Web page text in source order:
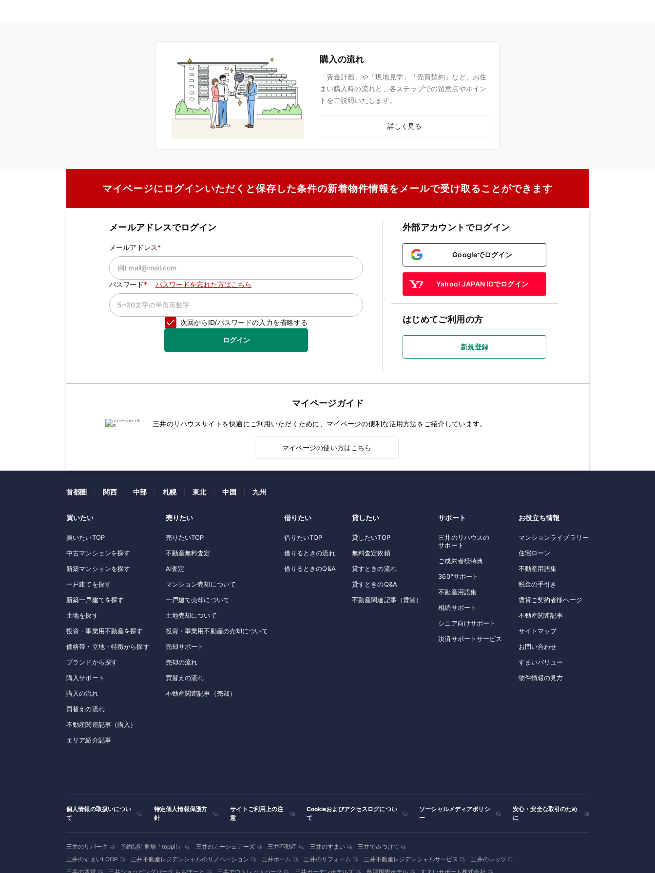
購入の流れ
「資金計画」や「現地見学」「売買契約」など、お住
まい購入時の流れと、各ステップでの留意点やポイン
トをご説明いたします。
詳しく見る
マイページにログインいただくと保存した条件の新着物件情報をメールで受け取ることができます
メールアドレスでログイン
メールアドレス
パスワード パスワードを忘れた方はこちら
次回からID/パスワードの入力を省略する
ログイン
外部アカウントでログイン
Googleでログイン
Yahoo! JAPAN IDでログイン
はじめてご利用の方
新規登録
マイページガイド
三井のリハウスサイトを快適にご利用いただくために、マイページの便利な活用方法をご紹介しています。
マイページの使い方はこちら
首都圏 関西 中部 札幌 東北 中国 九州
買いたい
買いたいTOP
中古マンションを探す
新築マンションを探す
一戸建てを探す
新築一戸建てを探す
土地を探す
投資・事業用不動産を探す
価格帯・立地・特徴から探す
ブランドから探す
購入サポート
購入の流れ
買替えの流れ
不動産関連記事（購入）
エリア紹介記事
売りたい
売りたいTOP
不動産無料査定
AI査定
マンション売却について
一戸建て売却について
土地売却について
投資・事業用不動産の売却について
売却サポート
売却の流れ
買替えの流れ
不動産関連記事（売却）
借りたい
借りたいTOP
借りるときの流れ
借りるときのQ&A
貸したい
貸したいTOP
無料査定依頼
貸すときの流れ
貸すときのQ&A
不動産関連記事（賃貸）
サポート
三井のリハウスの
サポート
ご成約者様特典
360°サポート
不動産用語集
相続サポート
シニア向けサポート
決済サポートサービス
お役立ち情報
マンションライブラリー
住宅ローン
不動産用語集
税金の手引き
賃貸ご契約者様ページ
不動産関連記事
サイトマップ
お問い合わせ
すまいバリュー
物件情報の見方
個人情報の取扱いについ
て
特定個人情報保護方
針
サイトご利用上の注
意
Cookieおよびアクセスログについ
て
ソーシャルメディアポリシ
ー
安心・安全な取引のため
に
三井のリパーク 予約制駐車場「toppi!」 三井のカーシェアーズ 三井不動産 三井のすまい
三井でみつけて
三井のすまいLOOP
三井不動産レジデンシャルのリノベーション 三井ホーム 三井のリフォーム 三井不動産レジデンシャルサービス
三井のレッツ